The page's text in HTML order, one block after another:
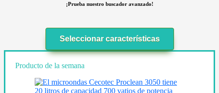
¡Prueba nuestro buscador avanzado!
Seleccionar características
Producto de la semana